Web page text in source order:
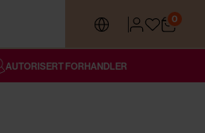
0
AUTORISERT FORHANDLER